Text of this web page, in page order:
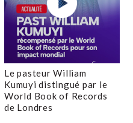
Le pasteur William
Kumuyi distingué par le
World Book of Records
de Londres